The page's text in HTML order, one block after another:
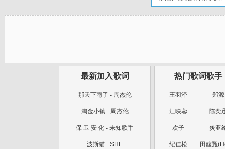
最新加入歌词
那天下雨了 - 周杰伦
淘金小镇- 周杰伦
保 卫 安 化 -未知歌手
波斯猫 -SHE
热门歌词歌手
王羽泽 郑源
江映蓉 陈奕
欢子 炎亚
纪佳松 田馥甄